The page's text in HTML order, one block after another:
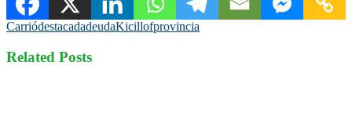
CarriódestacadadeudaKicillofprovincia
Related Posts